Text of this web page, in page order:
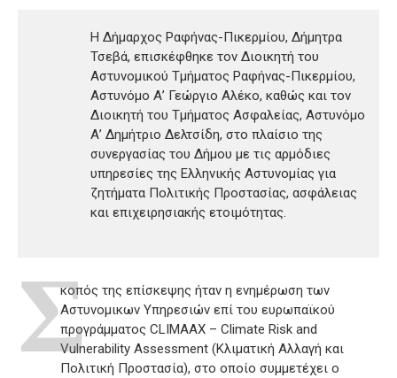
Η Δήμαρχος Ραφήνας-Πικερμίου, Δήμητρα
Τσεβά, επισκέφθηκε τον Διοικητή του
Αστυνομικού Τμήματος Ραφήνας-Πικερμίου,
Αστυνόμο Α’ Γεώργιο Αλέκο, καθώς και τον
Διοικητή του Τμήματος Ασφαλείας, Αστυνόμο
Α’ Δημήτριο Δελτσίδη, στο πλαίσιο της
συνεργασίας του Δήμου με τις αρμόδιες
υπηρεσίες της Ελληνικής Αστυνομίας για
ζητήματα Πολιτικής Προστασίας, ασφάλειας
και επιχειρησιακής ετοιμότητας.
Σκοπός της επίσκεψης ήταν η ενημέρωση των
Αστυνομικων Υπηρεσιών επί του ευρωπαϊκού
προγράμματος CLIMAAX – Climate Risk and
Vulnerability Assessment (Κλιματική Αλλαγή και
Πολιτική Προστασία), στο οποίο συμμετέχει ο